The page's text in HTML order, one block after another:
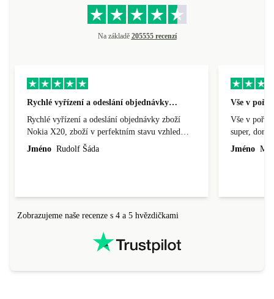
Na základě 205555 recenzí
Rychlé vyřízení a odeslání objednávky…
Rychlé vyřízení a odeslání objednávky zboží
Nokia X20, zboží v perfektním stavu vzhled
nového výrobku, cena výborná, funguje v
Jméno Rudolf Šáda
Vše v
Vše v
super,
doprava
Jméno
Zobrazujeme naše recenze s 4 a 5 hvězdičkami